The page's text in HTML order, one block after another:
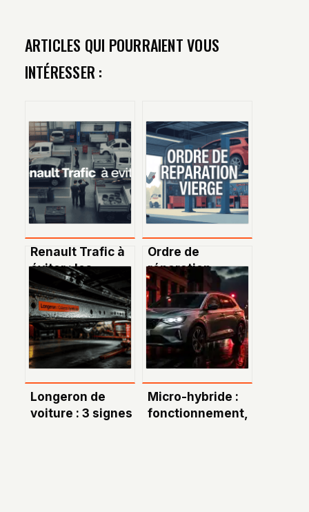
ARTICLES QUI POURRAIENT VOUS
INTÉRESSER :
Renault Trafic à
éviter : les
modèles, années
et problèmes à
connaître
Ordre de
réparation
vierge : comment
l’utiliser en toute
sérénité
Longeron de
voiture : 3 signes
Micro-hybride :
fonctionnement,